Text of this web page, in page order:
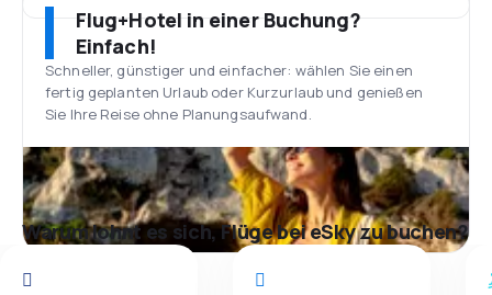
Flug+Hotel in einer Buchung?
Einfach!
Schneller, günstiger und einfacher: wählen Sie einen
fertig geplanten Urlaub oder Kurzurlaub und genießen
Sie Ihre Reise ohne Planungsaufwand.
Warum lohnt es sich, Flüge bei eSky zu buchen?